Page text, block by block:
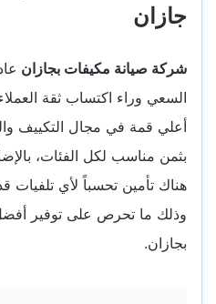
جازان
شركة صيانة مكيفات بجازان
السعي وراء اكتساب ثقة
أعلي قمة في مجال التكييف
بثمن مناسب لكل الفئات،
هناك تأمين تحسباً لأي تلفيات
وذلك ما تحرص على توفير
بجازان.